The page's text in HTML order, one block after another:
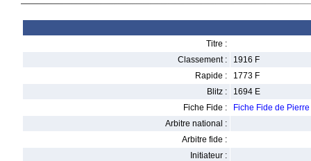
Titre :
Classement :
1916 F
Rapide :
1773 F
Blitz :
1694 E
Fiche Fide :
Fiche Fide de
Arbitre national :
Arbitre fide :
Initiateur :